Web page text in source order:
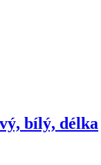
bílý, délka